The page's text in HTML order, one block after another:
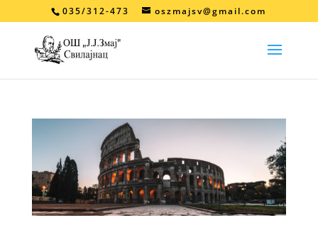
035/312-473 oszmajsv@gmail.com